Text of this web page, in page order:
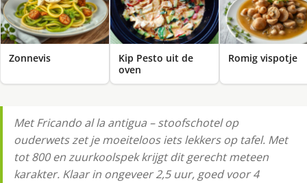
Zonnevis
Kip Pesto uit de
oven
Romig vispotje
Met Fricando al la antigua – stoofschotel op
ouderwets zet je moeiteloos iets lekkers op tafel. Met
tot 800 en zuurkoolspek krijgt dit gerecht meteen
karakter. Klaar in ongeveer 2,5 uur, goed voor 4